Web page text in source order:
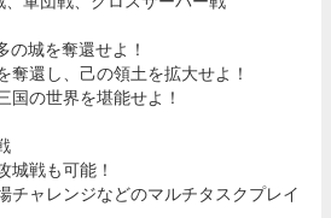
城を奪還せよ！
奪還し、己の領土を拡大せよ！
国の世界を堪能せよ！
城戦も可能！
チャレンジなどのマルチタスクプレイ